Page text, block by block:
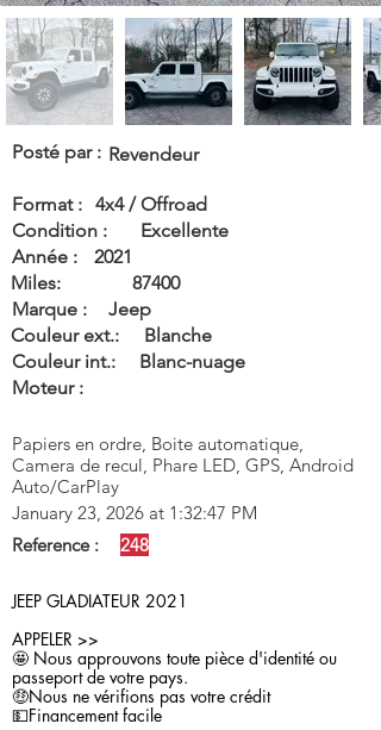
Posté par : Revendeur
Format : 4x4 / Offroad
Condition :
Excellente
Année :
2021
Miles:
87400
Marque :
Jeep
Couleur ext.:
Blanche
Couleur int.:
Blanc-nuage
Moteur :
Papiers en ordre, Boite automatique,
Camera de recul, Phare LED, GPS, Android
Auto/CarPlay
January 23, 2026 at 1:32:47 PM
Reference :
248
JEEP GLADIATEUR 2021
APPELER >>
🤩 Nous approuvons toute pièce d'identité ou
passeport de votre pays.
🤑Nous ne vérifions pas votre crédit
💵Financement facile